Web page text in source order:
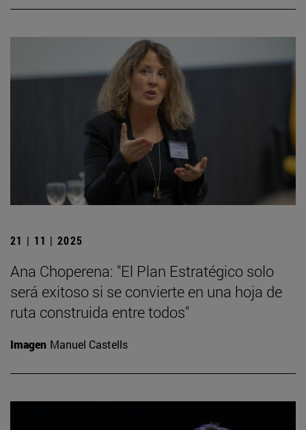
21 | 11 | 2025
Ana Choperena: "El Plan Estratégico solo
será exitoso si se convierte en una hoja de
ruta construida entre todos"
Imagen Manuel Castells